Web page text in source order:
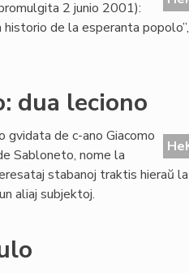
2 junio 2001):
de la esperanta
dua leciono
gvidata de c-ano Giacomo
Sabloneto, nome la
stabanoj traktis hieraŭ
aliaj subjektoj.